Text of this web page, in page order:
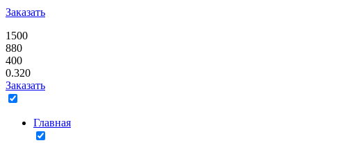
Заказать
1500
880
400
0.320
Заказать
Главная